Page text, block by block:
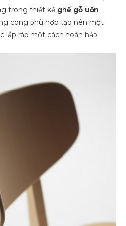
trong thiết kế ghế gỗ uốn
cong phù hợp tạo nên một
lắp ráp một cách hoàn hảo.